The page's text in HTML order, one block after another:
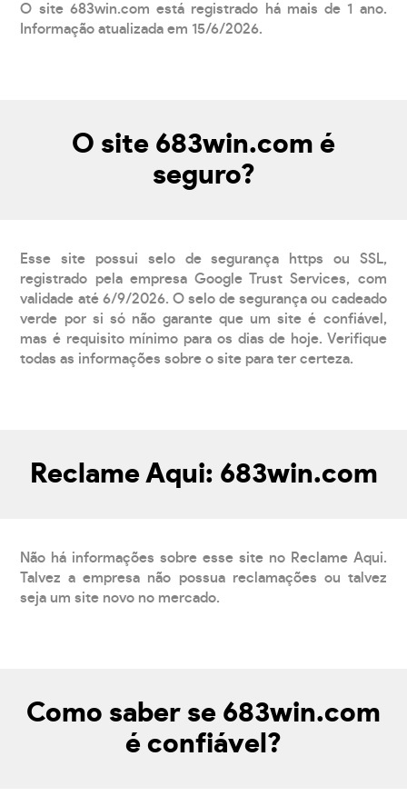
O site 683win.com está registrado há mais de 1 ano.
Informação atualizada em 15/6/2026.
O site 683win.com é
seguro?
Esse site possui selo de segurança https ou SSL,
registrado pela empresa Google Trust Services, com
validade até 6/9/2026. O selo de segurança ou cadeado
verde por si só não garante que um site é confiável,
mas é requisito mínimo para os dias de hoje. Verifique
todas as informações sobre o site para ter certeza.
Reclame Aqui: 683win.com
Não há informações sobre esse site no Reclame Aqui.
Talvez a empresa não possua reclamações ou talvez
seja um site novo no mercado.
Como saber se 683win.com
é confiável?